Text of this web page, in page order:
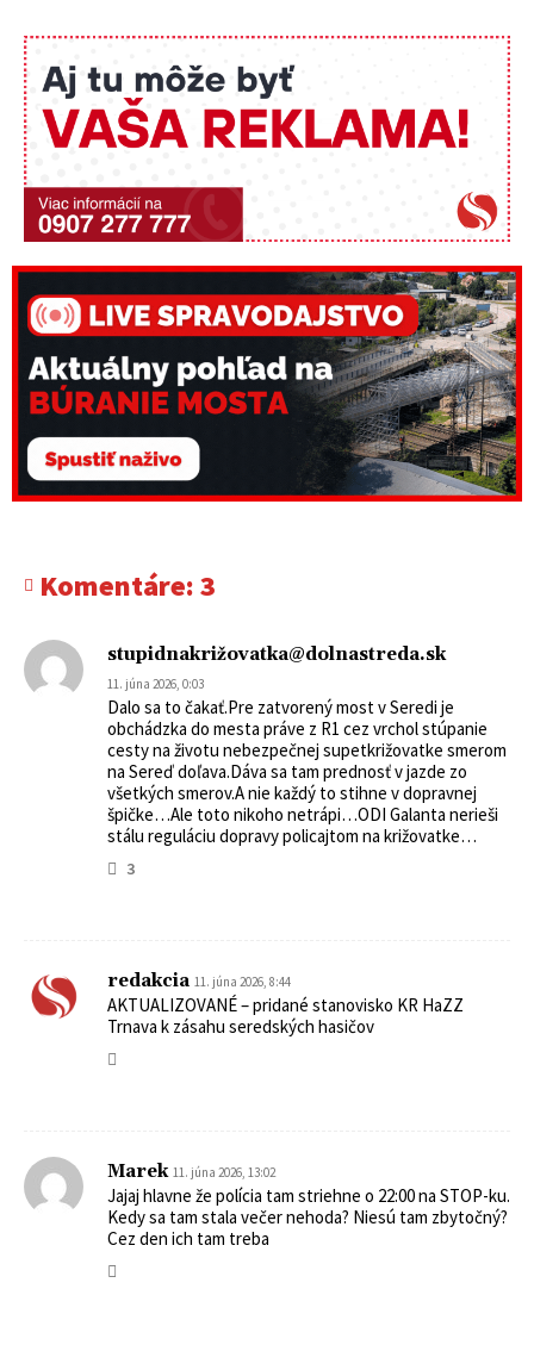
Komentáre:3
stupidnakrižovatka@dolnastreda.sk
11. júna 2026, 0:03
Dalo sa to čakať.Pre zatvorený most v Seredi je
obchádzka do mesta práve z R1 cez vrchol stúpanie
cesty na životu nebezpečnej supetkrižovatke smerom
na Sereď doľava.Dáva sa tam prednosť v jazde zo
všetkých smerov.A nie každý to stihne v dopravnej
špičke…Ale toto nikoho netrápi…ODI Galanta nerieši
stálu reguláciu dopravy policajtom na križovatke…
3
redakcia 11. júna 2026, 8:44
AKTUALIZOVANÉ – pridané stanovisko KR HaZZ
Trnava k zásahu seredských hasičov
Marek 11. júna 2026, 13:02
Jajaj hlavne že polícia tam striehne o 22:00 na STOP-ku.
Kedy sa tam stala večer nehoda? Niesú tam zbytočný?
Cez den ich tam treba